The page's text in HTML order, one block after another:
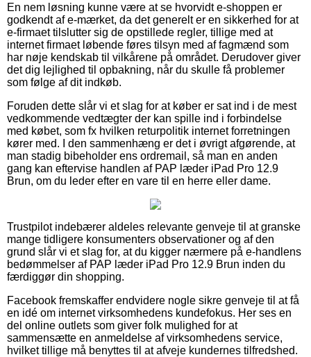
En nem løsning kunne være at se hvorvidt e-shoppen er
godkendt af e-mærket, da det generelt er en sikkerhed for at
e-firmaet tilslutter sig de opstillede regler, tillige med at
internet firmaet løbende føres tilsyn med af fagmænd som
har nøje kendskab til vilkårene på området. Derudover giver
det dig lejlighed til opbakning, når du skulle få problemer
som følge af dit indkøb.
Foruden dette slår vi et slag for at køber er sat ind i de mest
vedkommende vedtægter der kan spille ind i forbindelse
med købet, som fx hvilken returpolitik internet forretningen
kører med. I den sammenhæng er det i øvrigt afgørende, at
man stadig bibeholder ens ordremail, så man en anden
gang kan eftervise handlen af PAP læder iPad Pro 12.9
Brun, om du leder efter en vare til en herre eller dame.
Trustpilot indebærer aldeles relevante genveje til at granske
mange tidligere konsumenters observationer og af den
grund slår vi et slag for, at du kigger nærmere på e-handlens
bedømmelser af PAP læder iPad Pro 12.9 Brun inden du
færdiggør din shopping.
Facebook fremskaffer endvidere nogle sikre genveje til at få
en idé om internet virksomhedens kundefokus. Her ses en
del online outlets som giver folk mulighed for at
sammensætte en anmeldelse af virksomhedens service,
hvilket tillige må benyttes til at afveje kundernes tilfredshed.